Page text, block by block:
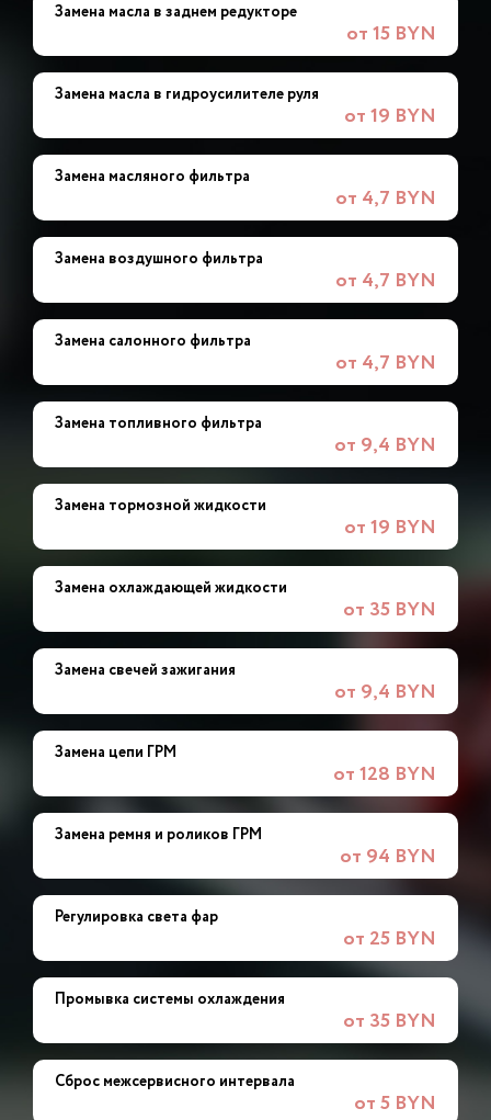
Замена масла в заднем редукторе
от 15 BYN
Замена масла в гидроусилителе руля
от 19 BYN
Замена масляного фильтра
от 4,7 BYN
Замена воздушного фильтра
от 4,7 BYN
Замена салонного фильтра
от 4,7 BYN
Замена топливного фильтра
от 9,4 BYN
Замена тормозной жидкости
от 19 BYN
Замена охлаждающей жидкости
от 35 BYN
Замена свечей зажигания
от 9,4 BYN
Замена цепи ГРМ
от 128 BYN
Замена ремня и роликов ГРМ
от 94 BYN
Регулировка света фар
от 25 BYN
Промывка системы охлаждения
от 35 BYN
Сброс межсервисного интервала
от 5 BYN